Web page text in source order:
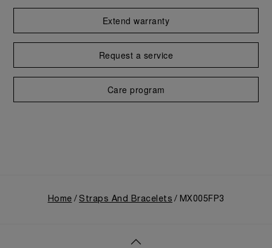
Extend warranty
Request a service
Care program
Home Straps And Bracelets MX005FP3